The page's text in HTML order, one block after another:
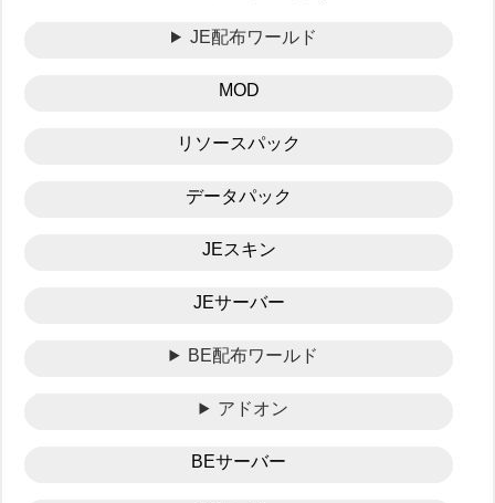
JE配布ワールド
MOD
リソースパック
データパック
JEスキン
JEサーバー
BE配布ワールド
アドオン
BEサーバー